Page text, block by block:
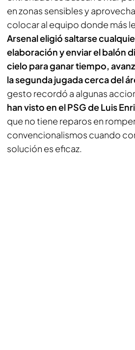
en zonas sensibles y
colocar al equipo donde más
Arsenal eligió saltarse
elaboración y enviar el balón
cielo para ganar tiempo,
la segunda jugada cerca del
gesto recordó a algunas
han visto en el PSG de Luis
que no tiene reparos en
convencionalismos cuando
solución es eficaz.